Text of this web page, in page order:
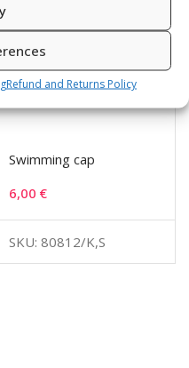
Refund and Returns Policy
Swimming cap
6,00€
SKU: 80812/K,S